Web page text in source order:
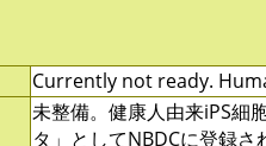
Currently not ready.
未整備。健康人由来iPS細
タ」としてNBDCに登録